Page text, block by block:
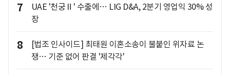
7
UAE '천궁Ⅱ' 수출에… LIG D&A, 2분기 영업익 30% 성
장
8
[법조 인사이드] 최태원 이혼소송이 불붙인 위자료 논
쟁… 기준 없어 판결 '제각각'